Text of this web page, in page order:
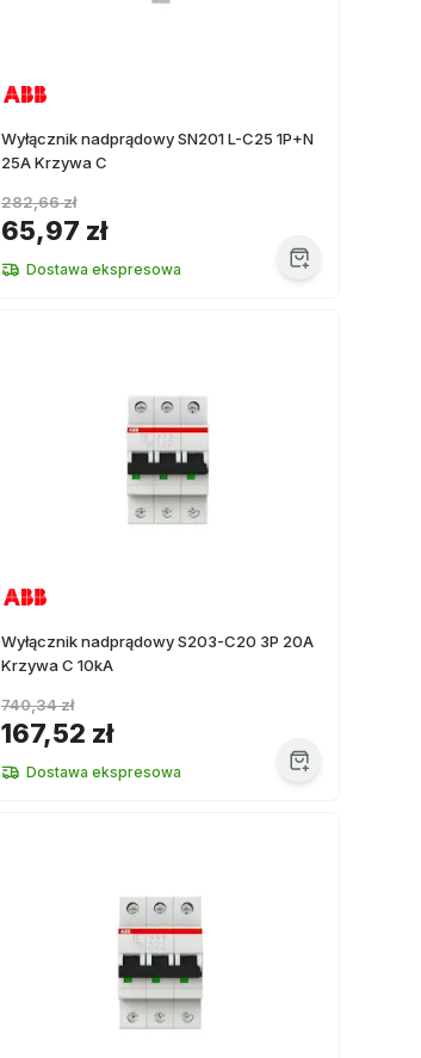
Wyłącznik nadprądowy SN201 L-C25 1P+N
25A Krzywa C
65,97 zł
282,66 zł
Dostawa ekspresowa
Wyłącznik nadprądowy S203-C20 3P 20A
Krzywa C 10kA
167,52 zł
740,34 zł
Dostawa ekspresowa